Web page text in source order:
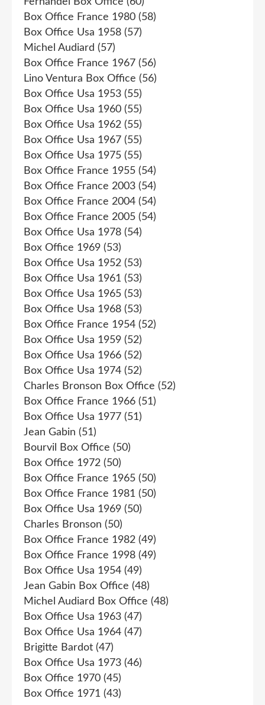
Box Office France 1980 (58)
Box Office Usa 1958 (57)
Michel Audiard (57)
Box Office France 1967 (56)
Lino Ventura Box Office (56)
Box Office Usa 1953 (55)
Box Office Usa 1960 (55)
Box Office Usa 1962 (55)
Box Office Usa 1967 (55)
Box Office Usa 1975 (55)
Box Office France 1955 (54)
Box Office France 2003 (54)
Box Office France 2004 (54)
Box Office France 2005 (54)
Box Office Usa 1978 (54)
Box Office 1969 (53)
Box Office Usa 1952 (53)
Box Office Usa 1961 (53)
Box Office Usa 1965 (53)
Box Office Usa 1968 (53)
Box Office France 1954 (52)
Box Office Usa 1959 (52)
Box Office Usa 1966 (52)
Box Office Usa 1974 (52)
Charles Bronson Box Office (52)
Box Office France 1966 (51)
Box Office Usa 1977 (51)
Jean Gabin (51)
Bourvil Box Office (50)
Box Office 1972 (50)
Box Office France 1965 (50)
Box Office France 1981 (50)
Box Office Usa 1969 (50)
Charles Bronson (50)
Box Office France 1982 (49)
Box Office France 1998 (49)
Box Office Usa 1954 (49)
Jean Gabin Box Office (48)
Michel Audiard Box Office (48)
Box Office Usa 1963 (47)
Box Office Usa 1964 (47)
Brigitte Bardot (47)
Box Office Usa 1973 (46)
Box Office 1970 (45)
Box Office 1971 (43)